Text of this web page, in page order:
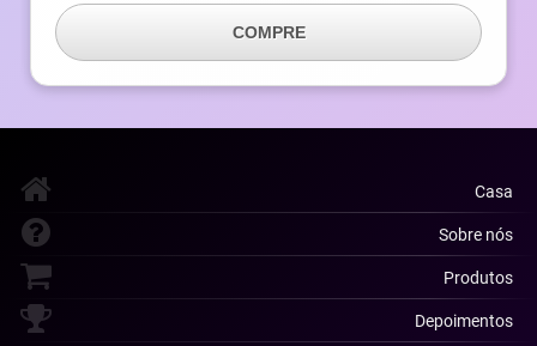
COMPRE
Casa
Sobre nós
Produtos
Depoimentos